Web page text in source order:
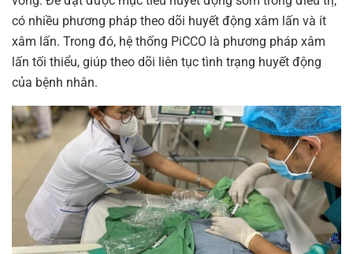
có nhiều phương pháp theo dõi huyết động xâm lấn và ít
xâm lấn. Trong đó, hệ thống PiCCO là phương pháp xâm
lấn tối thiểu, giúp theo dõi liên tục tình trạng huyết động
của bệnh nhân.